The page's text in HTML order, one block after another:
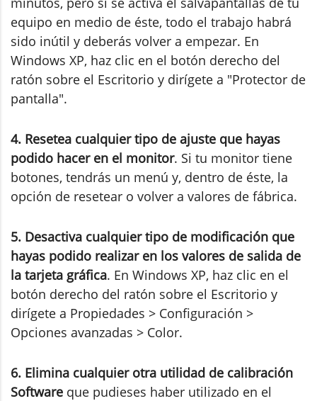
equipo en medio de éste, todo el trabajo habrá
sido inútil y deberás volver a empezar. En
Windows XP, haz clic en el botón derecho del
ratón sobre el Escritorio y dirígete a "Protector de
pantalla".
4. Resetea cualquier tipo de ajuste que hayas
podido hacer en el monitor. Si tu monitor tiene
botones, tendrás un menú y, dentro de éste, la
opción de resetear o volver a valores de fábrica.
5. Desactiva cualquier tipo de modificación que
hayas podido realizar en los valores de salida de
la tarjeta gráfica. En Windows XP, haz clic en el
botón derecho del ratón sobre el Escritorio y
dirígete a Propiedades > Configuración >
Opciones avanzadas > Color.
6. Elimina cualquier otra utilidad de calibración
Software que pudieses haber utilizado en el